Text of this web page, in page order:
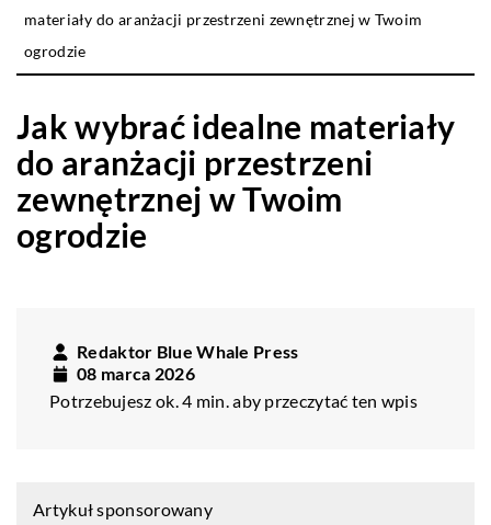
materiały do aranżacji przestrzeni zewnętrznej w Twoim
ogrodzie
Jak wybrać idealne materiały
do aranżacji przestrzeni
zewnętrznej w Twoim
ogrodzie
Redaktor Blue Whale Press
08 marca 2026
Potrzebujesz ok. 4 min. aby przeczytać ten wpis
Artykuł sponsorowany